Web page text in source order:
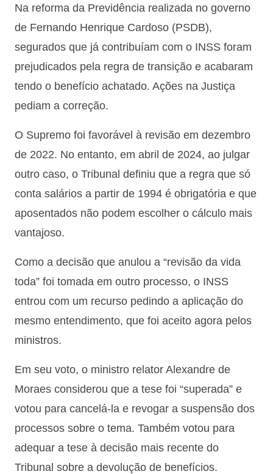
Na reforma da Previdência realizada no governo
de Fernando Henrique Cardoso (PSDB),
segurados que já contribuíam com o INSS foram
prejudicados pela regra de transição e acabaram
tendo o benefício achatado. Ações na Justiça
pediam a correção.
O Supremo foi favorável à revisão em dezembro
de 2022. No entanto, em abril de 2024, ao julgar
outro caso, o Tribunal definiu que a regra que só
conta salários a partir de 1994 é obrigatória e que
aposentados não podem escolher o cálculo mais
vantajoso.
Como a decisão que anulou a “revisão da vida
toda” foi tomada em outro processo, o INSS
entrou com um recurso pedindo a aplicação do
mesmo entendimento, que foi aceito agora pelos
ministros.
Em seu voto, o ministro relator Alexandre de
Moraes considerou que a tese foi “superada” e
votou para cancelá-la e revogar a suspensão dos
processos sobre o tema. Também votou para
adequar a tese à decisão mais recente do
Tribunal sobre a devolução de benefícios.